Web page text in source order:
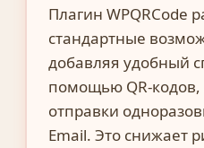
Плагин WPQRCode
стандартные
добавляя удобный
помощью QR-кодов,
отправки
Email. Это снижает